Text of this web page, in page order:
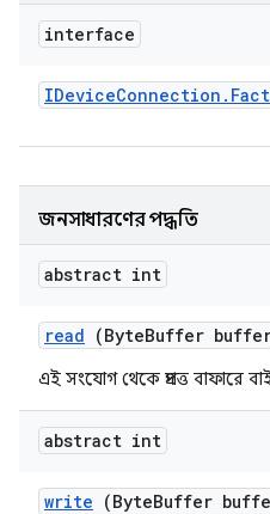
interface
IDeviceConnection .
জনসাধারণের পদ্ধতি
abstract int
read (ByteBuffer
এই সংযোগ থেকে প্রদত্ত বাফারে
abstract int
write (ByteBuffer